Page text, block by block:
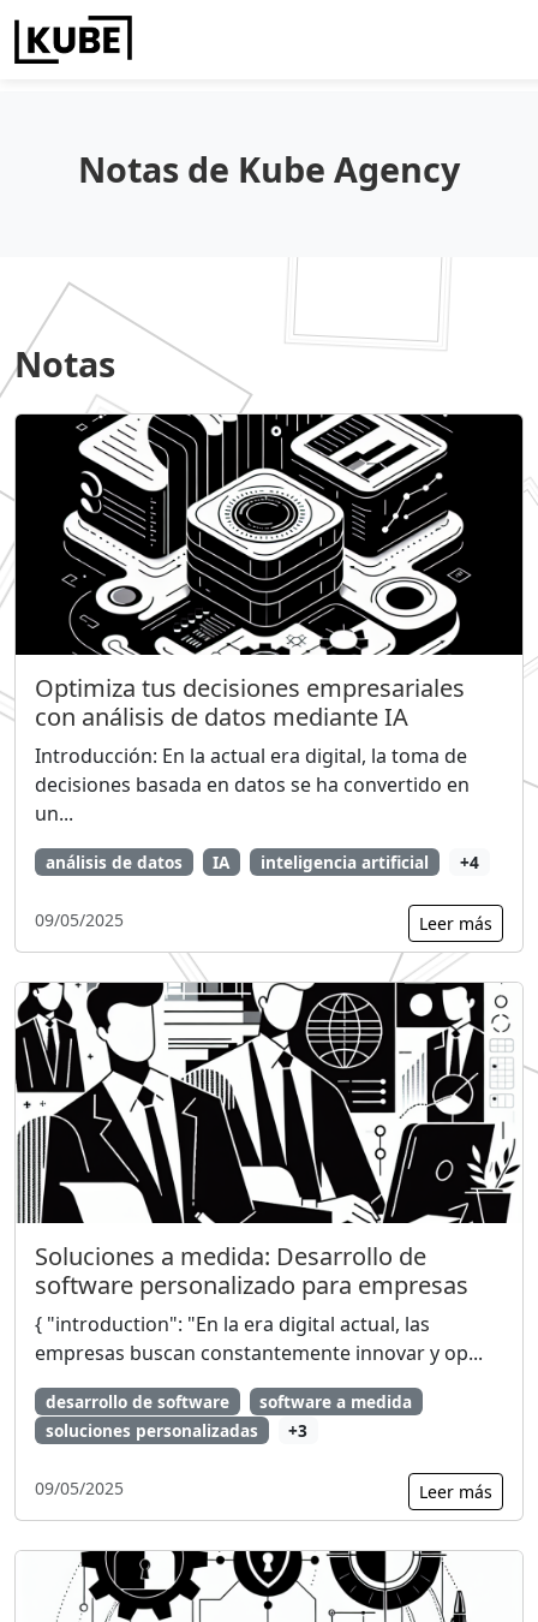
Notas de Kube Agency
Notas
Optimiza tus decisiones empresariales
con análisis de datos mediante IA
Introducción: En la actual era digital, la toma de
decisiones basada en datos se ha convertido en
un...
análisis de datos IA inteligencia artificial +4
09/05/2025 Leer más
Soluciones a medida: Desarrollo de
software personalizado para empresas
{ "introduction": "En la era digital actual, las
empresas buscan constantemente innovar y op...
desarrollo de software
software a medida
soluciones personalizadas
+3
09/05/2025 Leer más